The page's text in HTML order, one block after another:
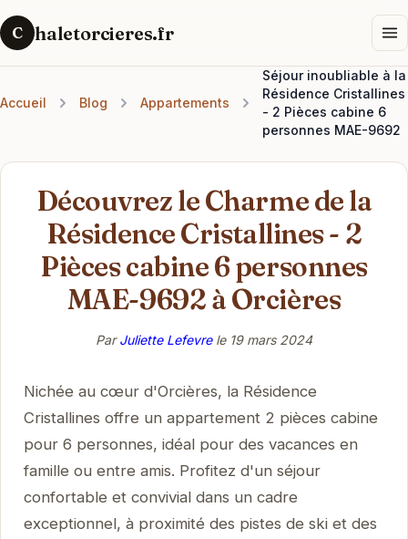
C haletorcieres.fr
Accueil Blog Appartements
Séjour inoubliable à la
Résidence Cristallines
- 2 Pièces cabine 6
personnes MAE-9692
Découvrez le Charme de la
Résidence Cristallines - 2
Pièces cabine 6 personnes
MAE-9692 à Orcières
ParJuliette Lefevrele 19 mars 2024
Nichée au cœur d'Orcières, la Résidence
Cristallines offre un appartement 2 pièces cabine
pour 6 personnes, idéal pour des vacances en
famille ou entre amis. Profitez d'un séjour
confortable et convivial dans un cadre
exceptionnel, à proximité des pistes de ski et des